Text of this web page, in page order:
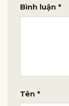
Bình luận *
Tên *